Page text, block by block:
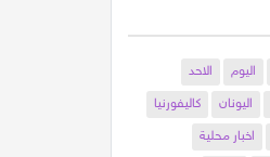
اليوم
الاحد
اليونان
كاليفورنيا
اخبار محلية